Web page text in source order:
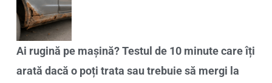
Ai rugină pe mașină? Testul de 10 minute care îți
arată dacă o poți trata sau trebuie să mergi la